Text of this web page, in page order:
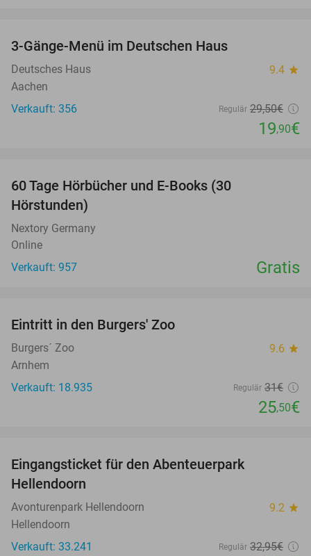
3-Gänge-Menü im Deutschen Haus
Deutsches Haus 9.4 star
Aachen
Verkauft: 356
Regulär 29,50€
19,90€
60 Tage Hörbücher und E-Books (30
Hörstunden)
Nextory Germany
Online
Verkauft: 957
Gratis
Eintritt in den Burgers' Zoo
Burgers´ Zoo 9.6 star
Arnhem
Verkauft: 18.935
Regulär 31€
25,50€
Eingangsticket für den Abenteuerpark
Hellendoorn
Avonturenpark Hellendoorn 9.2 star
Hellendoorn
Verkauft: 33.241
Regulär 32,95€